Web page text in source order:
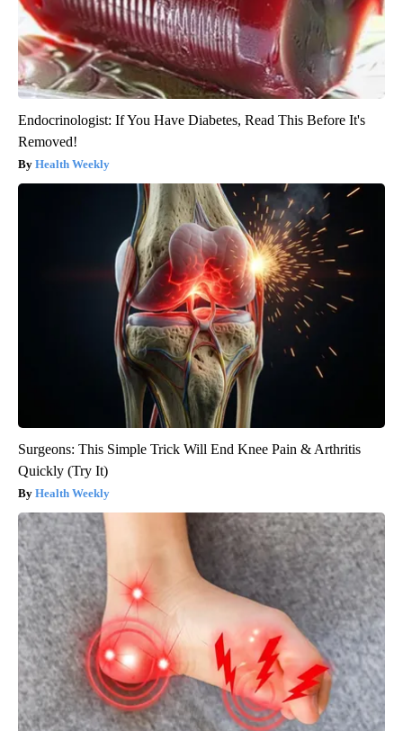
Endocrinologist: If You Have Diabetes, Read This Before It's
Removed!
Health Weekly
Surgeons: This Simple Trick Will End Knee Pain & Arthritis
Quickly (Try It)
Health Weekly